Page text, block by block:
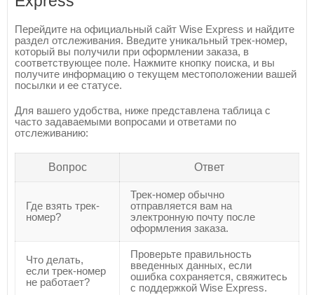
Перейдите на официальный сайт Wise Express и найдите
раздел отслеживания. Введите уникальный трек-номер,
который вы получили при оформлении заказа, в
соответствующее поле. Нажмите кнопку поиска, и вы
получите информацию о текущем местоположении вашей
посылки и ее статусе.
Для вашего удобства, ниже представлена таблица с
часто задаваемыми вопросами и ответами по
отслеживанию:
Вопрос Ответ
Где взять трек-
номер?
Трек-номер обычно
отправляется вам на
электронную почту после
оформления заказа.
Что делать,
если трек-номер
не работает?
Проверьте правильность
введенных данных, если
ошибка сохраняется, свяжитесь
с поддержкой Wise Express.